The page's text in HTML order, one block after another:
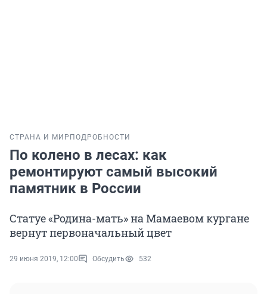
СТРАНА И МИР ПОДРОБНОСТИ
По колено в лесах: как
ремонтируют самый высокий
памятник в России
Статуе «Родина-мать» на Мамаевом кургане
вернут первоначальный цвет
29 июня 2019, 12:00 Обсудить 532